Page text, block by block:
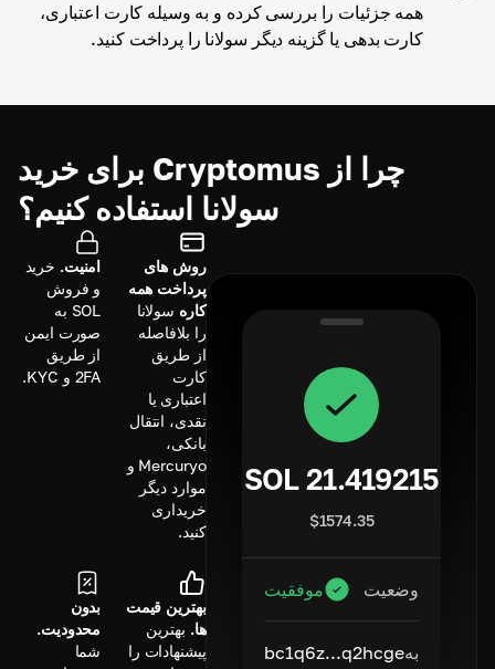
همه جزئیات را بررسی کرده و به وسیله کارت اعتباری،
کارت بدهی یا گزینه دیگر سولانا را پرداخت کنید.
چرا از Cryptomus برای خرید
سولانا استفاده کنیم؟
21.419215
SOL
$1574.35
وضعیت موفقیت
بهbc1q6z...q2hcge
روش های
پرداخت همه
کاره سولانا
را بلافاصله
از طریق
کارت
اعتباری یا
نقدی، انتقال
بانکی،
Mercuryo و
موارد دیگر
خریداری
کنید.
امنیت. خرید
و فروش
SOL به
صورت ایمن
از طریق
2FA و KYC.
بهترین قیمت
ها. بهترین
پیشنهادات را
بدون
محدودیت.
شما